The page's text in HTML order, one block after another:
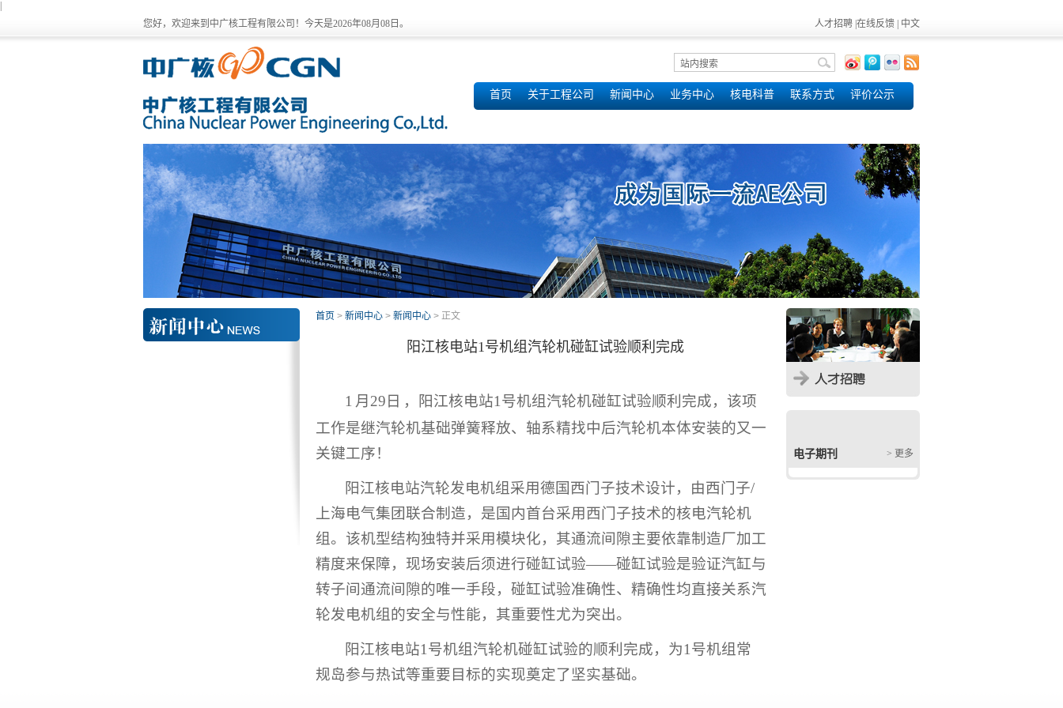
您好，欢迎来到中广核工程有限公司！今天是2026年08月08日。 人才招聘 在线反馈 中文
首页 关于工程公司 新闻中心 业务中心 核电科普 联系方式 评价公示
首页 > 新闻中心 > 新闻中心 > 正文
阳江核电站1号机组汽轮机碰缸试验顺利完成
1 月 29 日 ，阳江核电站1 号机组汽轮机碰缸试验顺利完成，该项
工作是继汽轮机基础弹簧释放、轴系精找中后汽轮机本体安装的又一
关键工序！
阳江核电站汽轮发电机组采用德国西门子技术设计，由西门子/
上海电气集团联合制造，是国内首台采用西门子技术的核电汽轮机
组。该机型结构独特并采用模块化，其通流间隙主要依靠制造厂加工
精度来保障，现场安装后须进行碰缸试验——碰缸试验是验证汽缸与
转子间通流间隙的唯一手段，碰缸试验准确性、精确性均直接关系汽
轮发电机组的安全与性能，其重要性尤为突出。
阳江核电站1 号机组汽轮机碰缸试验的顺利完成，为1 号机组常
规岛参与热试等重要目标的实现奠定了坚实基础。
> 更多
电子期刊